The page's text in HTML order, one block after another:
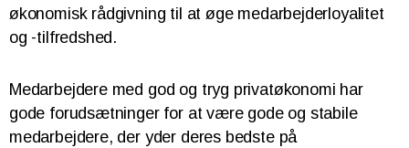
økonomisk rådgivning til at øge medarbejderloyalitet
og -tilfredshed.
Medarbejdere med god og tryg privatøkonomi har
gode forudsætninger for at være gode og stabile
medarbejdere, der yder deres bedste på